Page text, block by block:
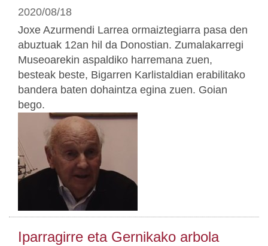
2020/08/18
Joxe Azurmendi Larrea ormaiztegiarra pasa den
abuztuak 12an hil da Donostian. Zumalakarregi
Museoarekin aspaldiko harremana zuen,
besteak beste, Bigarren Karlistaldian erabilitako
bandera baten dohaintza egina zuen. Goian
bego.
Iparragirre eta Gernikako arbola